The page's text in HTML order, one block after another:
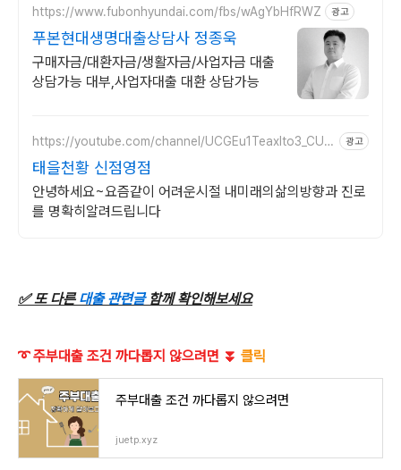
https://www.fubonhyundai.com/fbs/wAgYbHfRWZ 광고
푸본현대생명대출상담사 정종욱
구매자금/대환자금/생활자금/사업자금 대출
상담가능 대부,사업자대출 대환 상담가능
https://youtube.com/channel/UCGEu1Teaxlto3_CUUl
광고
태을천황 신점영점
안녕하세요~요즘같이 어려운시절 내미래의삶의방향과 진로
를 명확히알려드립니다
✅ 또 다른 대출 관련글함께 확인해보세요
➰ 주부대출 조건 까다롭지 않으려면 ⏬ 클릭
주부대출 조건 까다롭지 않으려면
juetp.xyz